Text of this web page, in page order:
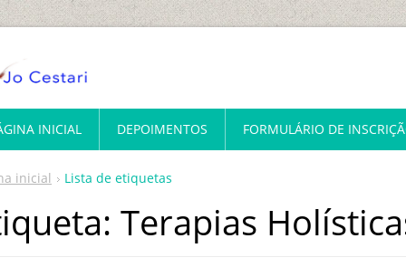
inicial Lista de etiquetas
Terapias
INICIAL DEPOIMENTOS FORMULÁRIO DE